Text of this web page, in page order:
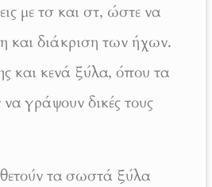
με τσ και στ, ώστε να
και διάκριση των ήχων.
και κενά ξύλα, όπου τα
γράψουν δικές τους
τα σωστά ξύλα